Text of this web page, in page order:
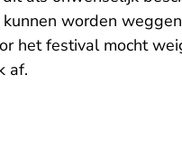
worden
het festival mocht
af.